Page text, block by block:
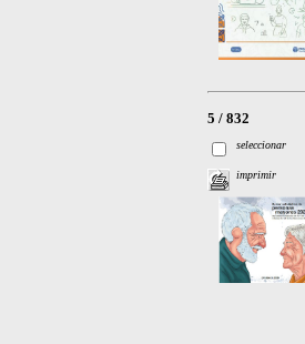
5 / 832
seleccionar
imprimir